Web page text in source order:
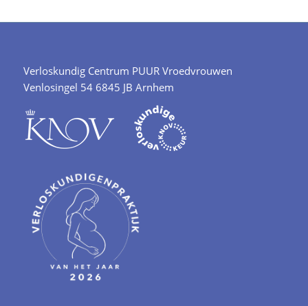
Verloskundig Centrum PUUR Vroedvrouwen
Venlosingel 54 6845 JB Arnhem